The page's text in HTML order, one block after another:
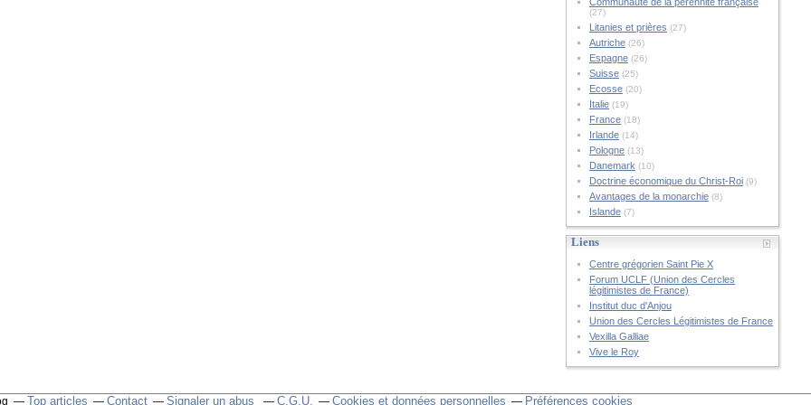
(27)
Litanies et prières (27)
Autriche(26)
Espagne(26)
Suisse(25)
Ecosse(20)
Italie(19)
France(18)
Irlande(14)
Pologne(13)
Danemark (10)
Doctrine économique du Christ-Roi(9)
Avantages de la monarchie(8)
Islande(7)
Liens
Centre grégorien Saint Pie X
Forum UCLF (Union des Cercles
légitimistes de France)
Institut duc d'Anjou
Union des Cercles Légitimistes de France
Vexilla Galliae
Vive le Roy
Top articles Contact Signaler un abus C.G.U. Cookies et données personnelles Préférences cookies